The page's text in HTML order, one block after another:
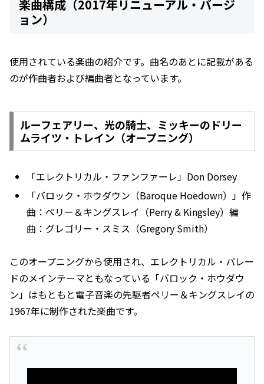
楽曲構成（2017年リニューアル・バージ
ョン）
使用されている楽曲の紹介です。曲名のあとに記載がある
のが作曲者および編曲者となっています。
ルーフェアリー、光の騎士、ミッキーのドリー
ムライツ・トレイン（オープニング）
「エレクトリカル・ファンファーレ」Don Dorsey
「バロック・ホウダウン（Baroque Hoedown）」作
曲：ペリー＆キングスレイ（Perry & Kingsley）編
曲：グレゴリー・スミス（Gregory Smith）
このオープニングから使用され、エレクトリカル・パレー
ドのメインテーマともなっている「バロック・ホウダウ
ン」はもともと電子音楽の先駆者ペリー＆キングスレイの
1967年に制作された楽曲です。